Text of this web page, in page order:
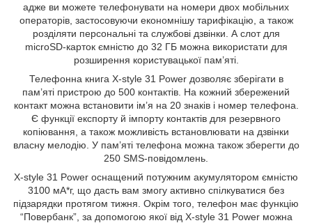
адже ви можете телефонувати на номери двох мобільних
операторів, застосовуючи економнішу тарифікацію, а також
розділяти персональні та службові дзвінки. А слот для
microSD-карток ємністю до 32 ГБ можна використати для
розширення користувацької пам’яті.
Телефонна книга X-style 31 Power дозволяє зберігати в
пам’яті пристрою до 500 контактів. На кожний збережений
контакт можна встановити ім’я на 20 знаків і номер телефона.
Є функції експорту й імпорту контактів для резервного
копіювання, а також можливість встановлювати на дзвінки
власну мелодію. У пам’яті телефона можна також зберегти до
250 SMS-повідомлень.
X-style 31 Power оснащений потужним акумулятором ємністю
3100 мА*г, що дасть вам змогу активно спілкуватися без
підзарядки протягом тижня. Окрім того, телефон має функцію
“Повербанк”, за допомогою якої від X-style 31 Power можна